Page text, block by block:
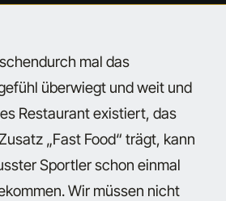
mal das
überwiegt und weit und
Restaurant existiert, das
„Fast Food“ trägt, kann
Sportler schon einmal
Wir müssen nicht